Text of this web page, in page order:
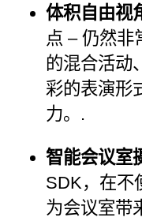
体积自由视
点 – 仍然非
的混合活动
彩的表演形
力。.
智能会议室
SDK，在不
为会议室带